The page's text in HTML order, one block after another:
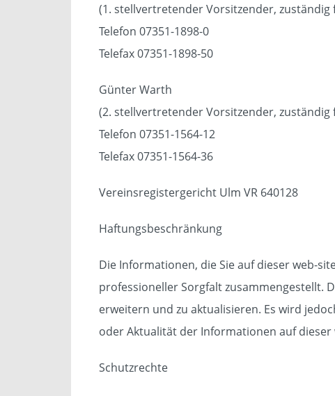
(1. stellvertretender Vorsitzender, zuständig
Telefon 07351-1898-0
Telefax 07351-1898-50
Günter Warth
(2. stellvertretender Vorsitzender,
Telefon 07351-1564-12
Telefax 07351-1564-36
Vereinsregistergericht Ulm VR 640128
Haftungsbeschränkung
Die Informationen, die Sie auf dieser web-
professioneller Sorgfalt zusammengestellt.
erweitern und zu aktualisieren. Es wird
oder Aktualität der Informationen auf
Schutzrechte